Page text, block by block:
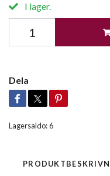
I lager.
Dela
Lagersaldo:6